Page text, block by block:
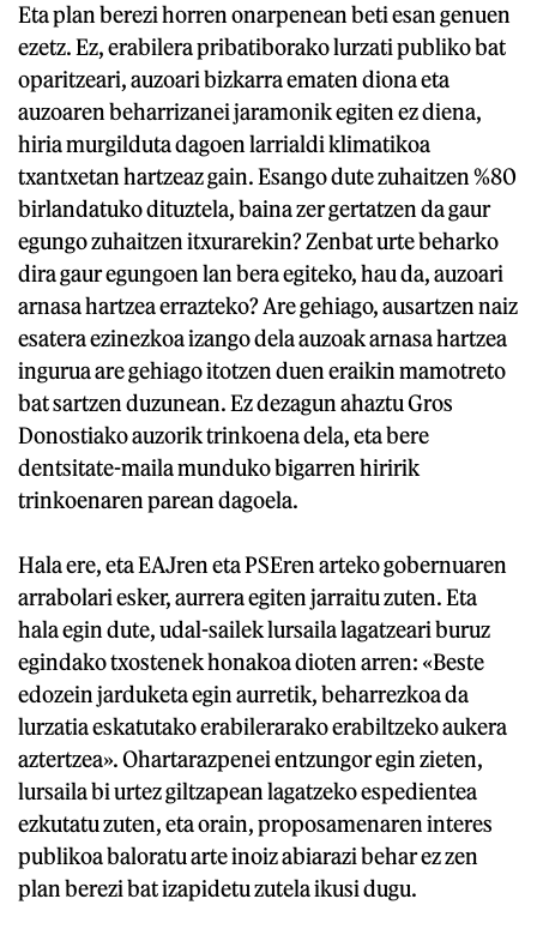
Eta plan berezi horren onarpenean beti esan genuen
ezetz. Ez, erabilera pribatiborako lurzati publiko bat
oparitzeari, auzoari bizkarra ematen diona eta
auzoaren beharrizanei jaramonik egiten ez diena,
hiria murgilduta dagoen larrialdi klimatikoa
txantxetan hartzeaz gain. Esango dute zuhaitzen %80
birlandatuko dituztela, baina zer gertatzen da gaur
egungo zuhaitzen itxurarekin? Zenbat urte beharko
dira gaur egungoen lan bera egiteko, hau da, auzoari
arnasa hartzea errazteko? Are gehiago, ausartzen naiz
esatera ezinezkoa izango dela auzoak arnasa hartzea
ingurua are gehiago itotzen duen eraikin mamotreto
bat sartzen duzunean. Ez dezagun ahaztu Gros
Donostiako auzorik trinkoena dela, eta bere
dentsitate-maila munduko bigarren hiririk
trinkoenaren parean dagoela.
Hala ere, eta EAJren eta PSEren arteko gobernuaren
arrabolari esker, aurrera egiten jarraitu zuten. Eta
hala egin dute, udal-sailek lursaila lagatzeari buruz
egindako txostenek honakoa dioten arren: «Beste
edozein jarduketa egin aurretik, beharrezkoa da
lurzatia eskatutako erabilerarako erabiltzeko aukera
aztertzea». Ohartarazpenei entzungor egin zieten,
lursaila bi urtez giltzapean lagatzeko espedientea
ezkutatu zuten, eta orain, proposamenaren interes
publikoa baloratu arte inoiz abiarazi behar ez zen
plan berezi bat izapidetu zutela ikusi dugu.